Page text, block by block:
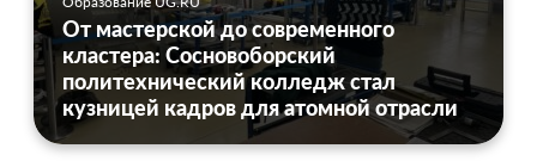
От мастерской до современного
кластера: Сосновоборский
политехнический колледж стал
кузницей кадров для атомной отрасли